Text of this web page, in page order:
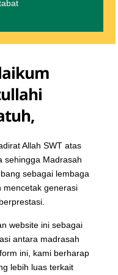
Allah SWT atas
sehingga Madrasah
sebagai lembaga
mencetak generasi
website ini sebagai
antara madrasah
ini, kami berharap
lebih luas terkait